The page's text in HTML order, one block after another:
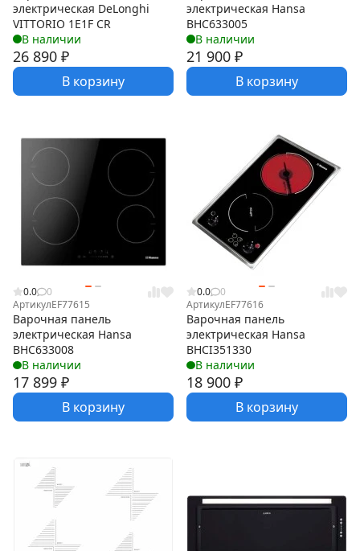
электрическая DeLonghi
VITTORIO 1E1F CR
В наличии
26 890 ₽
В корзину
электрическая Hansa
BHC633005
В наличии
21 900 ₽
В корзину
0.0
0
АртикулEF77615
Варочная панель
электрическая Hansa
BHC633008
В наличии
17 899 ₽
В корзину
0.0
0
АртикулEF77616
Варочная панель
электрическая Hansa
BHCI351330
В наличии
18 900 ₽
В корзину